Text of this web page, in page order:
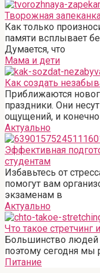
Творожная
Как только
памяти всплывает
Думается, что
Мама и дети
Как создать
Приближаются
праздники. Они
ощущений, и конечно
Актуально
Эффективная
студентам
Избавьтесь от
помогут вам
экзаменам в
Актуально
Что такое стретчинг
Большинство людей
поэтому сегодня
Питание